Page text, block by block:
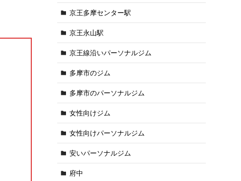
京王多摩センター駅
京王永山駅
京王線沿いパーソナルジム
多摩市のジム
多摩市のパーソナルジム
女性向けジム
女性向けパーソナルジム
安いパーソナルジム
府中